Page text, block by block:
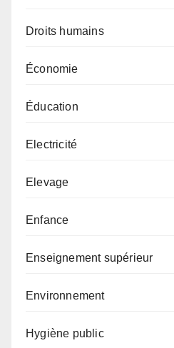
Droits humains
Économie
Éducation
Electricité
Elevage
Enfance
Enseignement supérieur
Environnement
Hygiène public